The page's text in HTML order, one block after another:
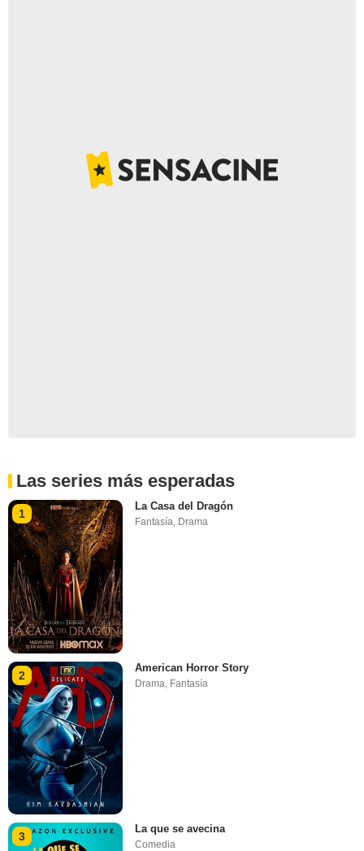
Las series más esperadas
1
La Casa del Dragón
Fantasía, Drama
2
American Horror Story
Drama Fantasía
3
La que se avecina
Comedia